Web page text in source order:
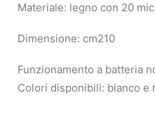
Materiale: legno con 20
Dimensione: cm210
Funzionamento a batteria
Colori disponibili: bianco e